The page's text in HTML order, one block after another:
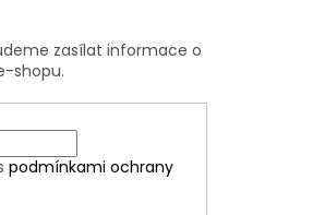
zasílat informace o
shopu.
podmínkami ochrany